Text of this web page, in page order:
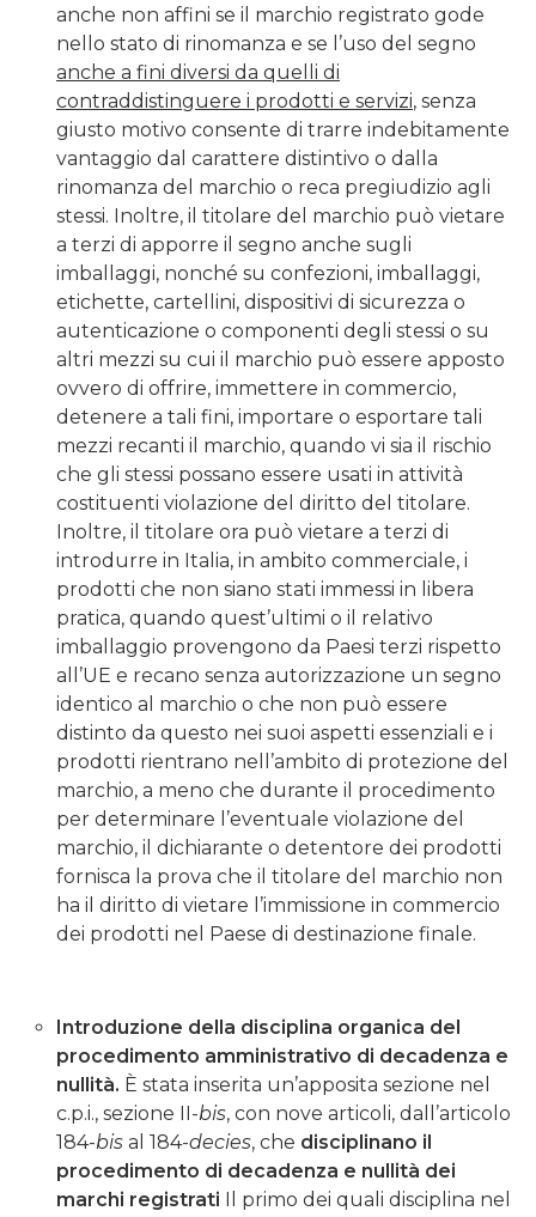
anche non affini se il marchio registrato gode
nello stato di rinomanza e se l’uso del segno
anche a fini diversi da quelli di
contraddistinguere i prodotti e servizi, senza
giusto motivo consente di trarre indebitamente
vantaggio dal carattere distintivo o dalla
rinomanza del marchio o reca pregiudizio agli
stessi. Inoltre, il titolare del marchio può vietare
a terzi di apporre il segno anche sugli
imballaggi, nonché su confezioni, imballaggi,
etichette, cartellini, dispositivi di sicurezza o
autenticazione o componenti degli stessi o su
altri mezzi su cui il marchio può essere apposto
ovvero di offrire, immettere in commercio,
detenere a tali fini, importare o esportare tali
mezzi recanti il marchio, quando vi sia il rischio
che gli stessi possano essere usati in attività
costituenti violazione del diritto del titolare.
Inoltre, il titolare ora può vietare a terzi di
introdurre in Italia, in ambito commerciale, i
prodotti che non siano stati immessi in libera
pratica, quando quest’ultimi o il relativo
imballaggio provengono da Paesi terzi rispetto
all’UE e recano senza autorizzazione un segno
identico al marchio o che non può essere
distinto da questo nei suoi aspetti essenziali e i
prodotti rientrano nell’ambito di protezione del
marchio, a meno che durante il procedimento
per determinare l’eventuale violazione del
marchio, il dichiarante o detentore dei prodotti
fornisca la prova che il titolare del marchio non
ha il diritto di vietare l’immissione in commercio
dei prodotti nel Paese di destinazione finale.
Introduzione della disciplina organica del
procedimento amministrativo di decadenza e
nullità. È stata inserita un’apposita sezione nel
c.p.i., sezione II-bis, con nove articoli, dall’articolo
184-bis al 184-decies, che disciplinano il
procedimento di decadenza e nullità dei
marchi registrati Il primo dei quali disciplina nel